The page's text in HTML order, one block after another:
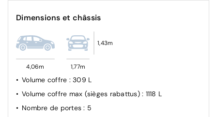
Dimensions et châssis
4,06m 1,77m
1,43m
Volume coffre : 309 L
Volume coffre max (sièges rabattus) : 1118 L
Nombre de portes: 5